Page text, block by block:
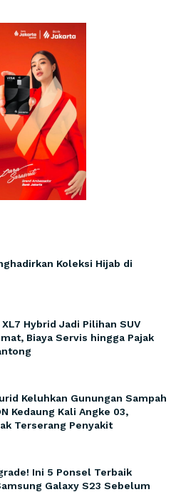
Koleksi Hijab di
Hybrid Jadi Pilihan SUV
Biaya Servis hingga Pajak
Keluhkan Gunungan Sampah
Kedaung Kali Angke 03,
Terserang Penyakit
Ini 5 Ponsel Terbaik
Galaxy S23 Sebelum